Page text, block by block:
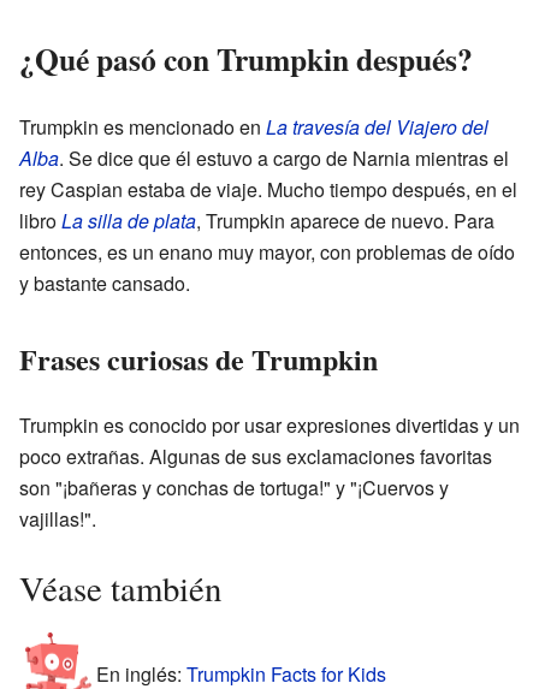
¿Qué pasó con Trumpkin después?
Trumpkin es mencionado en La travesía del Viajero del
Alba. Se dice que él estuvo a cargo de Narnia mientras el
rey Caspian estaba de viaje. Mucho tiempo después, en el
libroLa silla de plata, Trumpkin aparece de nuevo. Para
entonces, es un enano muy mayor, con problemas de oído
y bastante cansado.
Frases curiosas de Trumpkin
Trumpkin es conocido por usar expresiones divertidas y un
poco extrañas. Algunas de sus exclamaciones favoritas
son "¡bañeras y conchas de tortuga!" y "¡Cuervos y
vajillas!".
Véase también
En inglés: Trumpkin Facts for Kids